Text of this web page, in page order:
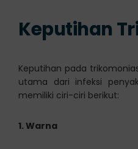
Keputihan
Keputihan pada
utama dari infeksi
memiliki ciri-ciri berikut:
1. Warna